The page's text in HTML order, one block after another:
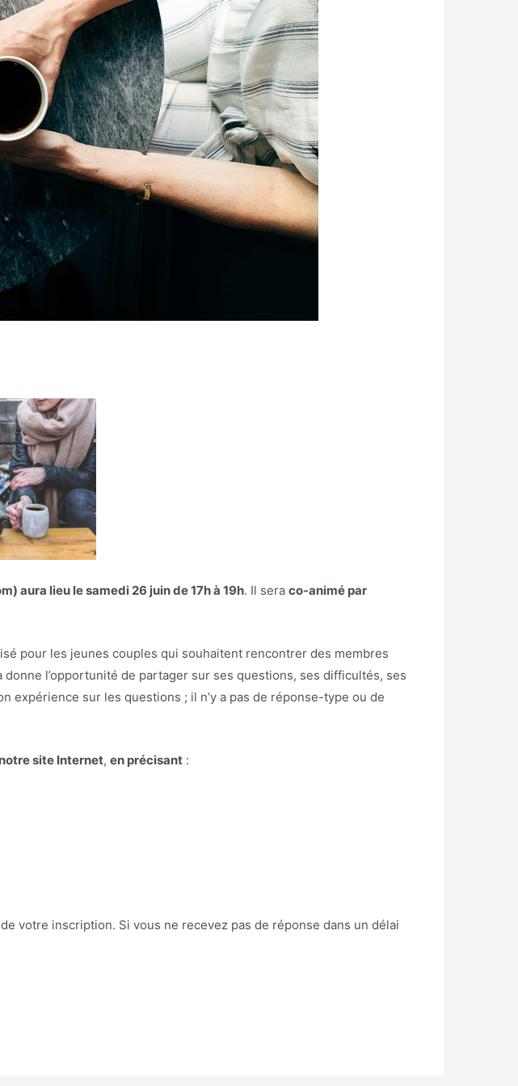
aura lieu le samedi 26 juin de 17h à 19h. Il sera co-animé par
pour les jeunes couples qui souhaitent rencontrer des membres
l’opportunité de partager sur ses questions, ses difficultés, ses
expérience sur les questions ; il n’y a pas de réponse-type ou de
site Internet, en précisant :
votre inscription. Si vous ne recevez pas de réponse dans un délai